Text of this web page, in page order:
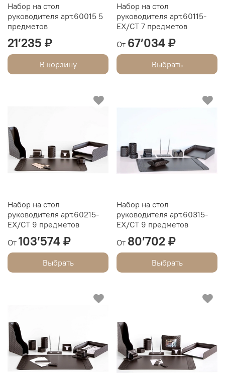
Набор на стол
руководителя арт.60015 5
предметов
21’235 ₽
В корзину
Набор на стол
руководителя арт.60115-
EX/СТ 7 предметов
От 67’034 ₽
Выбрать
Набор на стол
руководителя арт.60215-
EX/СТ 9 предметов
От 103’574 ₽
Выбрать
Набор на стол
руководителя арт.60315-
EX/СТ 9 предметов
От 80’702 ₽
Выбрать